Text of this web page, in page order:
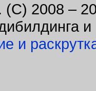
(C) 2008 –
и